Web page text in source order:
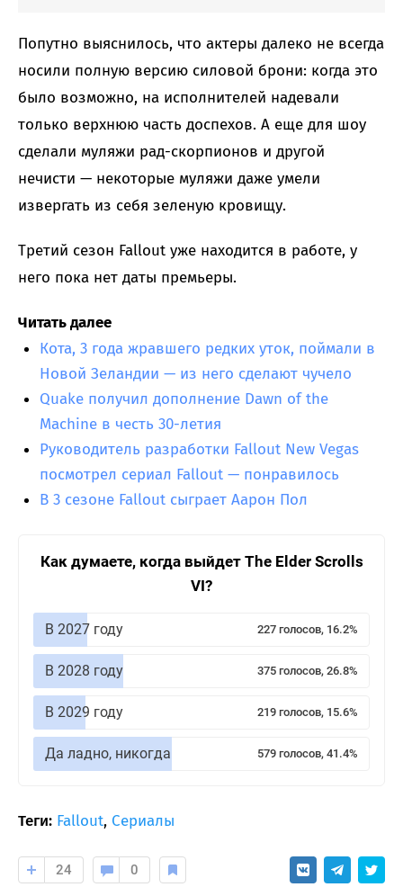
Попутно выяснилось, что актеры далеко не всегда
носили полную версию силовой брони: когда это
было возможно, на исполнителей надевали
только верхнюю часть доспехов. А еще для шоу
сделали муляжи рад-скорпионов и другой
нечисти — некоторые муляжи даже умели
извергать из себя зеленую кровищу.
Третий сезон Fallout уже находится в работе, у
него пока нет даты премьеры.
Читать далее
Кота, 3 года жравшего редких уток, поймали в
Новой Зеландии — из него сделают чучело
Quake получил дополнение Dawn of the
Machine в честь 30-летия
Руководитель разработки Fallout New Vegas
посмотрел сериал Fallout — понравилось
В 3 сезоне Fallout сыграет Аарон Пол
Как думаете, когда выйдет The Elder Scrolls
VI?
В 2027 году 227 голосов, 16.2%
В 2028 году 375 голосов, 26.8%
В 2029 году 219 голосов, 15.6%
Да ладно, никогда 579 голосов, 41.4%
Теги: Fallout, Сериалы
24 0